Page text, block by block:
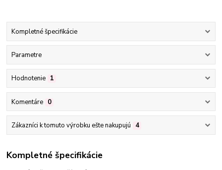
Kompletné špecifikácie
Parametre
Hodnotenie 1
Komentáre 0
Zákazníci k tomuto výrobku ešte nakupujú 4
Kompletné špecifikácie